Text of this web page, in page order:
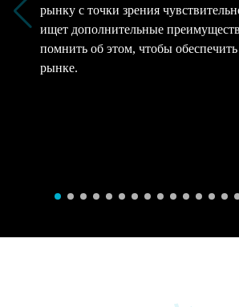
рынку с точки зрения
ищет дополнительные
помнить об этом, чтобы
рынке.